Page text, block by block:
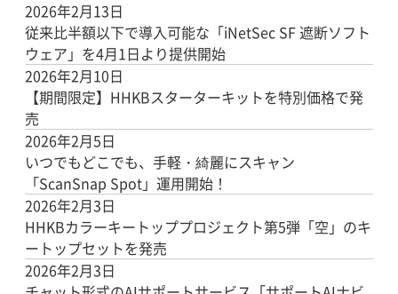
2026年2月13日
従来比半額以下で導入可能な「iNetSec SF 遮断ソフト
ウェア」を4月1日より提供開始
2026年2月10日
【期間限定】HHKBスターターキットを特別価格で発
売
2026年2月5日
いつでもどこでも、手軽・綺麗にスキャン
「ScanSnap Spot」運用開始！
2026年2月3日
HHKBカラーキートッププロジェクト第5弾「空」のキ
ートップセットを発売
2026年2月3日